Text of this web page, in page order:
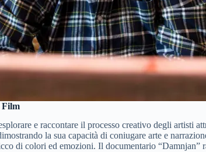
Film
e raccontare il processo creativo degli artisti
la sua capacità di coniugare arte e
di colori ed emozioni. Il documentario